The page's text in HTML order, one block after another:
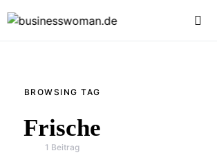
BROWSING TAG
Frische
1 Beitrag